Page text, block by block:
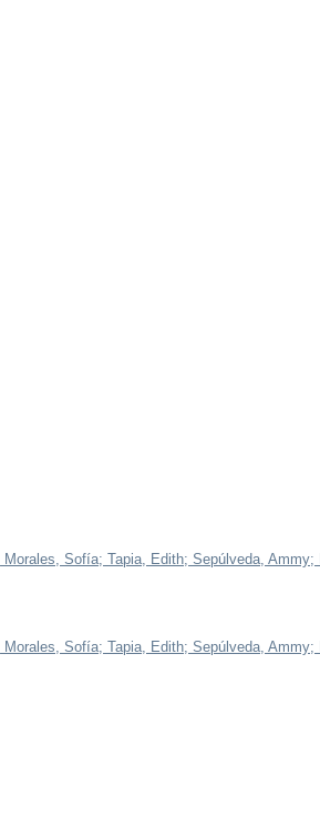
Morales, Sofía; Tapia, Edith; Sepúlveda, Ammy;
Morales, Sofía; Tapia, Edith; Sepúlveda, Ammy;